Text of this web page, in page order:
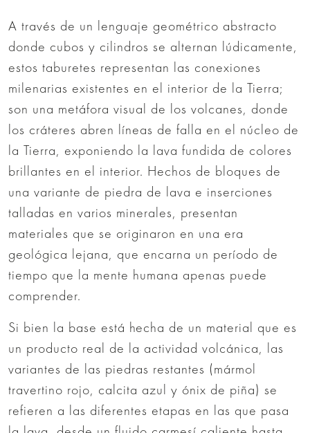
A través de un lenguaje geométrico abstracto
donde cubos y cilindros se alternan lúdicamente,
estos taburetes representan las conexiones
milenarias existentes en el interior de la Tierra;
son una metáfora visual de los volcanes, donde
los cráteres abren líneas de falla en el núcleo de
la Tierra, exponiendo la lava fundida de colores
brillantes en el interior. Hechos de bloques de
una variante de piedra de lava e inserciones
talladas en varios minerales, presentan
materiales que se originaron en una era
geológica lejana, que encarna un período de
tiempo que la mente humana apenas puede
comprender.
Si bien la base está hecha de un material que es
un producto real de la actividad volcánica, las
variantes de las piedras restantes (mármol
travertino rojo, calcita azul y ónix de piña) se
refieren a las diferentes etapas en las que pasa